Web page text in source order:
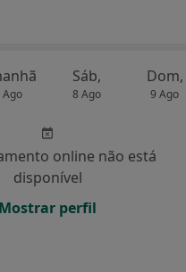
Ago
Sáb,
8 Ago
Dom,
9 Ago
online não está
disponível
Mostrar perfil